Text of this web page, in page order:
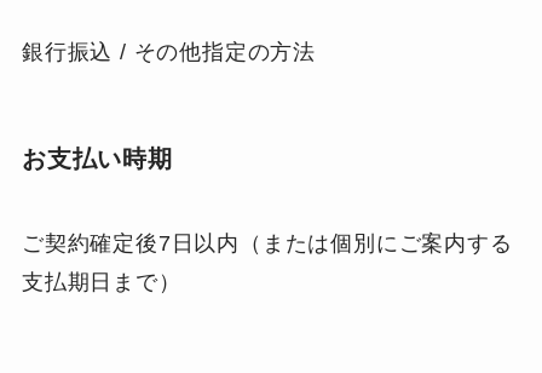
銀行振込 / その他指定の方法
お支払い時期
ご契約確定後7日以内（または個別にご案内する
支払期日まで）